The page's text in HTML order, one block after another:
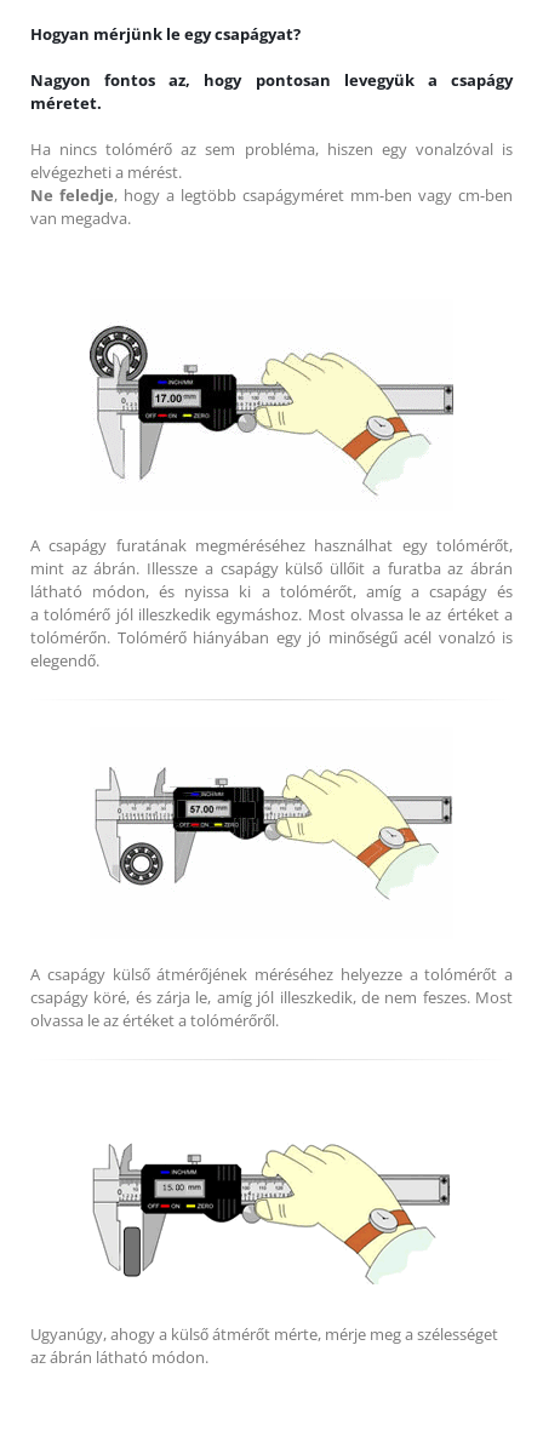
Hogyan mérjünk le egy csapágyat?
Nagyon fontos az, hogy pontosan levegyük a csapágy
méretet.
Ha nincs tolómérő az sem probléma, hiszen egy vonalzóval is
elvégezheti a mérést.
Ne feledje, hogy a legtöbb csapágyméret mm-ben vagy cm-ben
van megadva.
A csapágy furatának megméréséhez használhat egy tolómérőt,
mint az ábrán. Illessze a csapágy külső üllőit a furatba az ábrán
látható módon, és nyissa ki a tolómérőt, amíg a csapágy és
a tolómérő jól illeszkedik egymáshoz. Most olvassa le az értéket a
tolómérőn. Tolómérő hiányában egy jó minőségű acél vonalzó is
elegendő.
A csapágy külső átmérőjének méréséhez helyezze a tolómérőt a
csapágy köré, és zárja le, amíg jól illeszkedik, de nem feszes. Most
olvassa le az értéket a tolómérőről.
Ugyanúgy, ahogy a külső átmérőt mérte, mérje meg a szélességet
az ábrán látható módon.